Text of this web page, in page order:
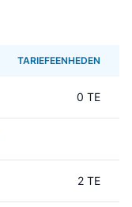
TARIEFEENHEDEN
0 TE
2 TE